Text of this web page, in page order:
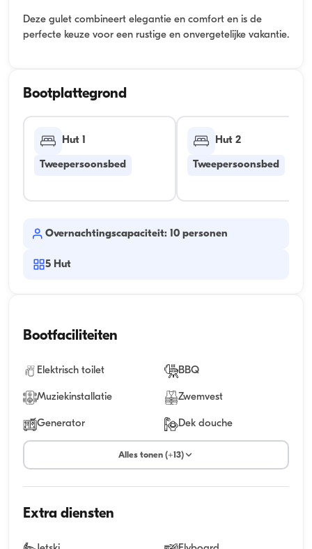
Deze gulet combineert elegantie en comfort en is de
perfecte keuze voor een rustige en onvergetelijke vakantie.
Bootplattegrond
Hut 1
Tweepersoonsbed
Hut 2
Tweepersoonsbed
Overnachtingscapaciteit: 10 personen
5 Hut
Bootfaciliteiten
Elektrisch toilet BBQ
Muziekinstallatie Zwemvest
Generator Dek douche
Alles tonen (+13)
Extra diensten